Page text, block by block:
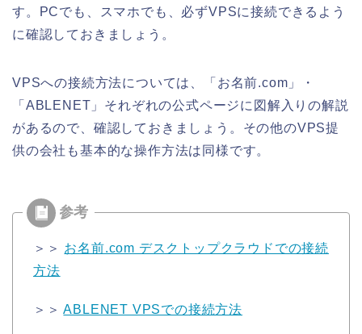
す。PCでも、スマホでも、必ずVPSに接続できるよう
に確認しておきましょう。
VPSへの接続方法については、「お名前.com」・
「ABLENET」それぞれの公式ページに図解入りの解説
があるので、確認しておきましょう。その他のVPS提
供の会社も基本的な操作方法は同様です。
＞＞ お名前.com デスクトップクラウドでの接続
方法
＞＞ABLENET VPSでの接続方法